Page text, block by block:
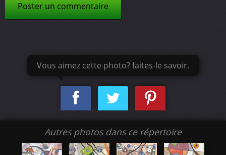
Poster un commentaire
Vous aimez cette photo? faites-le savoir.
Autres photos dans ce répertoire